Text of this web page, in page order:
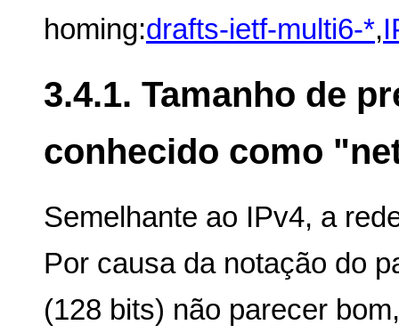
homing:drafts-ietf-multi6-*,
3.4.1. Tamanho de
conhecido como
Semelhante ao IPv4, a
Por causa da notação do
(128 bits) não parecer